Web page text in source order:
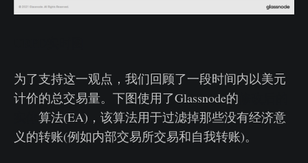
为了支持这一观点，我们回顾了一段时间内以美元
计价的总交易量。下图使用了Glassnode的
算法(EA)，该算法用于过滤掉那些没有经济意
义的转账(例如内部交易所交易和自我转账)。